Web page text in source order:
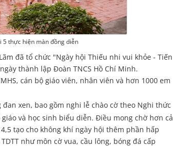
5 thực hiện màn đồng diễn
đã tổ chức "Ngày hội Thiếu nhi vui khỏe - Tiến
thành lập Đoàn TNCS Hồ Chí Minh.
cán bộ giáo viên, nhân viên và hơn 1000 em
xen, bao gồm nghi lễ chào cờ theo Nghi thức
và học sinh biểu diễn. Điều mong chờ hơn cả
tạo cho không khí ngày hội thêm phần hấp
như môn cờ vua, cầu lông, bóng đá cấp